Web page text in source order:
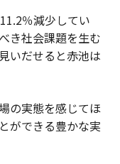
％減少してい
き社会課題を生む
いだせると赤池は
の実態を感じてほ
ができる豊かな実